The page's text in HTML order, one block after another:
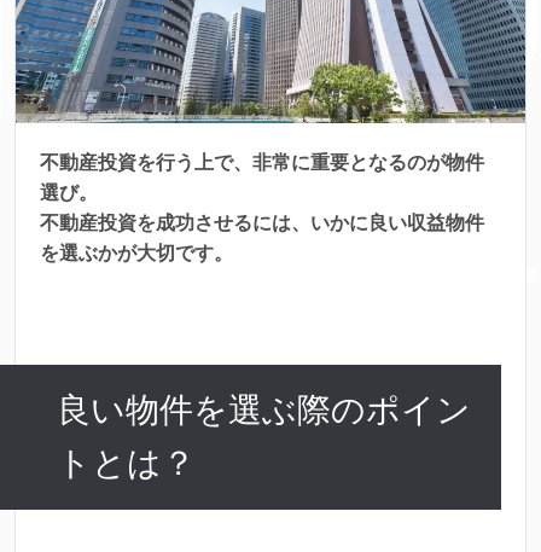
不動産投資を行う上で、非常に重要となるのが物件
選び。
不動産投資を成功させるには、いかに良い収益物件
を選ぶかが大切です。
良い物件を選ぶ際のポイン
トとは？